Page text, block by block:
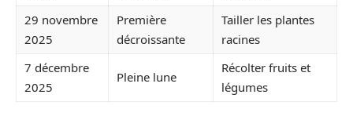
29 novembre
2025
Première
décroissante
Tailler les plantes
racines
7 décembre
2025
Pleine lune
Récolter fruits et
légumes